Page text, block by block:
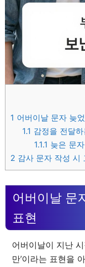
1 어버이날 문자 늦
1.1 감정을 전달
1.1.1 늦은 문
2 감사 문자 작성 시
어버이날 문
표현
어버이날이 지난
만’이라는 표현을